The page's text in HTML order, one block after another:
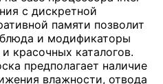
с дискретной
памяти позволит
и модификаторы
красочных каталогов.
предполагает наличие
влажности, отвода